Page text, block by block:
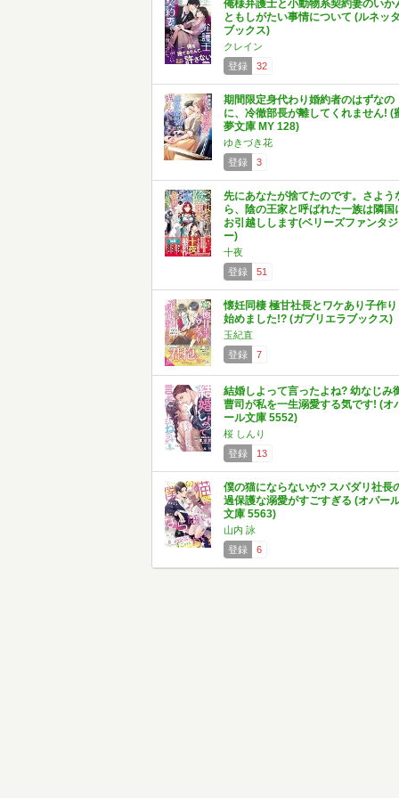
俺様弁護士と小動物系契約妻のいか
ともしがたい事情について (ルネッタ
ブックス)
クレイン
登録
32
期間限定身代わり婚約者のはずなの
に、冷徹部長が離してくれません! (
夢文庫 MY 128)
ゆきづき花
登録
3
先にあなたが捨てたのです。さよう
ら、陰の王家と呼ばれた一族は隣国
お引越しします(ベリーズファンタジ
ー)
十夜
登録
51
懐妊同棲 極甘社長とワケあり子作り
始めました!? (ガブリエラブックス)
玉紀直
登録
7
結婚しよって言ったよね? 幼なじみ
曹司が私を一生溺愛する気です! (オ
ール文庫 5552)
桜 しんり
登録
13
僕の猫にならないか? スパダリ社長
過保護な溺愛がすごすぎる (オパー
文庫 5563)
山内 詠
登録
6